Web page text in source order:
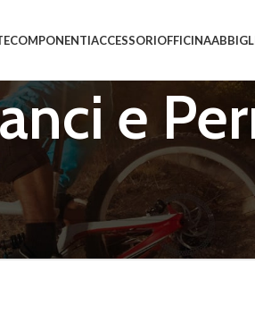
COMPONENTIACCESSORIOFFICINA
e
Perni”
che corrisponde alla tua selezione.